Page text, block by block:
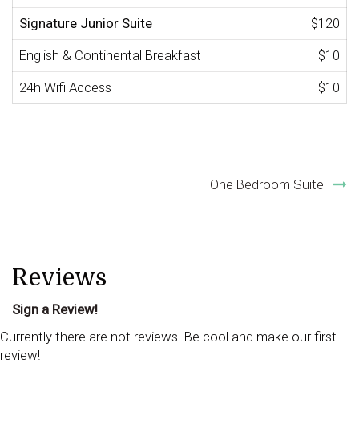
Signature Junior Suite
$120
English & Continental Breakfast
$10
24h Wifi Access
$10
One Bedroom Suite
Reviews
Sign a Review!
Currently there are not reviews. Be cool and make our first
review!